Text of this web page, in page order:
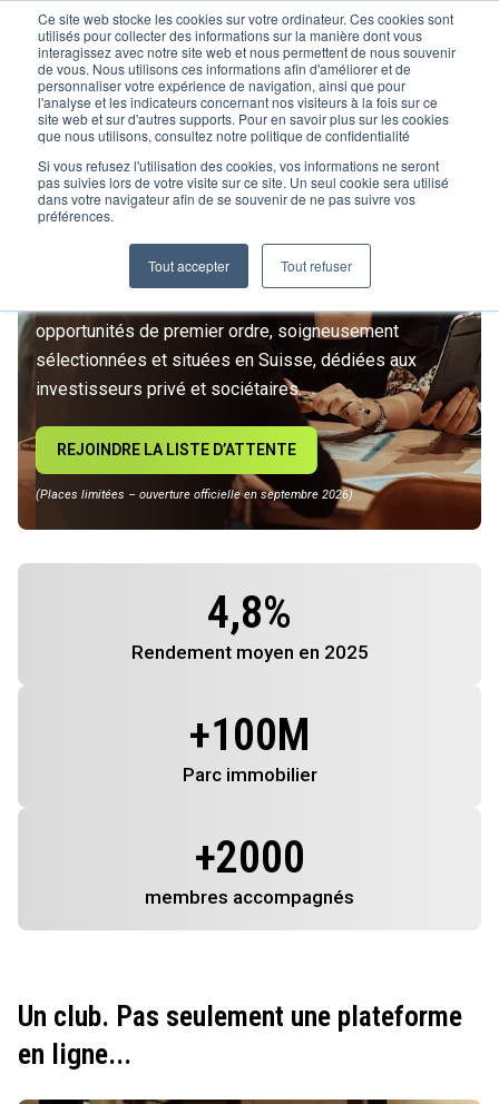
Ce site web stocke les cookies sur votre ordinateur. Ces cookies sont
utilisés pour collecter des informations sur la manière dont vous
interagissez avec notre site web et nous permettent de nous souvenir
de vous. Nous utilisons ces informations afin d'améliorer et de
personnaliser votre expérience de navigation, ainsi que pour
l'analyse et les indicateurs concernant nos visiteurs à la fois sur ce
site web et sur d'autres supports. Pour en savoir plus sur les cookies
que nous utilisons, consultez notre politique de confidentialité
Si vous refusez l'utilisation des cookies, vos informations ne seront
pas suivies lors de votre visite sur ce site. Un seul cookie sera utilisé
dans votre navigateur afin de se souvenir de ne pas suivre vos
préférences.
Tout accepter Tout refuser
L’IMMOBILIER
D’INVESTISSEMENT ENTRE
DANS UNE NOUVELLE ÈRE
Rejoignez le premier club privé d'investissement
opportunités de premier ordre, soigneusement
sélectionnées et situées en Suisse, dédiées aux
investisseurs privé et sociétaires.
REJOINDRE LA LISTE D’ATTENTE
(Places limitées – ouverture officielle en septembre 2026)
4,8%
Rendement moyen en 2025
+100M
Parc immobilier
+2000
membres accompagnés
Un club. Pas seulement une plateforme
en ligne...